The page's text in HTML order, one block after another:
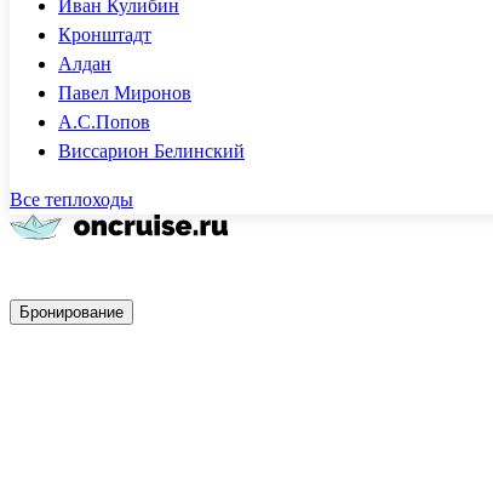
Иван Кулибин
Кронштадт
Алдан
Павел Миронов
А.С.Попов
Виссарион Белинский
Все теплоходы
Бронирование